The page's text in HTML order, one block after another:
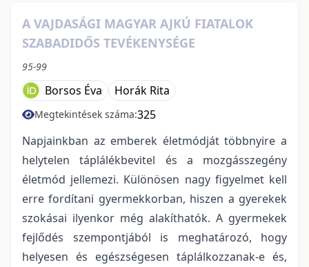
A VAJDASÁGI MAGYAR AJKÚ FIATALOK
SZABADIDŐS TEVÉKENYSÉGE
95-99
Borsos Éva Horák Rita
Megtekintések száma:325
Napjainkban az emberek életmódját többnyire a
helytelen táplálékbevitel és a mozgásszegény
életmód jellemezi. Különösen nagy figyelmet kell
erre fordítani gyermekkorban, hiszen a gyerekek
szokásai ilyenkor még alakíthatók. A gyermekek
fejlődés szempontjából is meghatározó, hogy
helyesen és egészségesen táplálkozzanak-e és,